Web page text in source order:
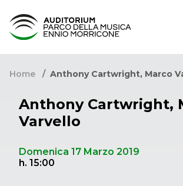
Home Anthony Cartwright, Marco
Anthony Cartwright,
Varvello
Domenica 17 Marzo 2019
h. 15:00